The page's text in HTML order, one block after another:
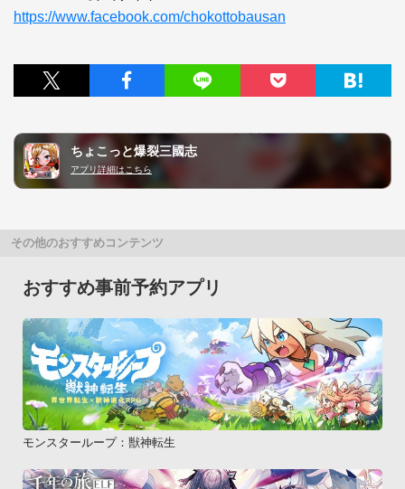
https://www.facebook.com/chokottobausan
ちょこっと爆裂三國志
アプリ詳細はこちら
その他のおすすめコンテンツ
おすすめ事前予約アプリ
モンスターループ：獣神転生